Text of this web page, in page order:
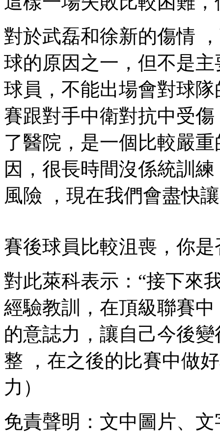
對於武磊和徐新的傷情 
球的原因之一，但不是
球員，不能出場會對球
賽跟對手中衛對抗中受傷
了醫院，是一個比較嚴
因，很長時間沒係統訓練
風險 ，現在我們會盡快
賽後球員比較沮喪，你是
對此萊科表示：“接下來
經驗教訓，在頂級聯賽
的意誌力，讓自己今後
整 ，在之後的比賽中做好
力）
免責聲明：文中圖片